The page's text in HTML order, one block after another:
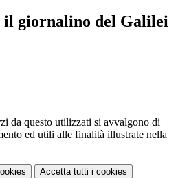
il giornalino del Galilei
da questo utilizzati si avvalgono di
ed utili alle finalità illustrate nella
Accetta tutti i cookies